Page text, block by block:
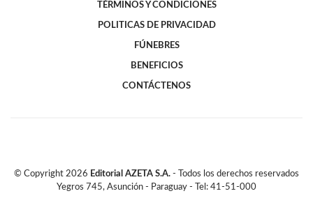
TÉRMINOS Y CONDICIONES
POLITICAS DE PRIVACIDAD
FÚNEBRES
BENEFICIOS
CONTÁCTENOS
© Copyright 2026 Editorial AZETA S.A. - Todos los derechos reservados
Yegros 745, Asunción - Paraguay - Tel: 41-51-000